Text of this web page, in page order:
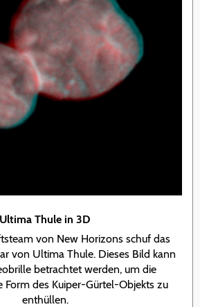
Ultima Thule in 3D
von New Horizons schuf das
von Ultima Thule. Dieses Bild kann
betrachtet werden, um die
Form des Kuiper-Gürtel-Objekts zu
enthüllen.